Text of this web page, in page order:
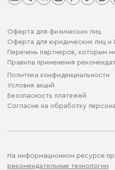
Оферта для физических лиц
Оферта для юридических лиц и
Перечень партнеров, которым
Правила применения
Политика конфиденциальности
Условия акций
Безопасность платежей
Cогласие на обработку
На информационном ресурсе
рекомендательные технологии